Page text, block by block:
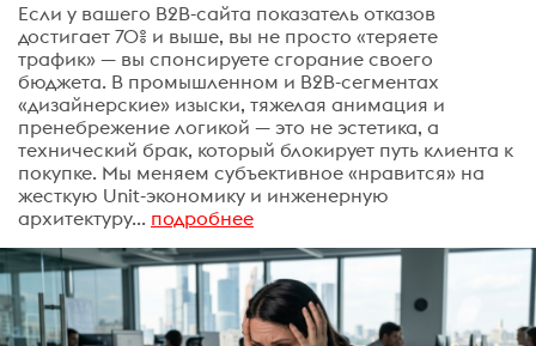
Если у вашего B2B-сайта показатель отказов
достигает 70% и выше, вы не просто «теряете
трафик» — вы спонсируете сгорание своего
бюджета. В промышленном и B2B-сегментах
«дизайнерские» изыски, тяжелая анимация и
пренебрежение логикой — это не эстетика, а
технический брак, который блокирует путь клиента к
покупке. Мы меняем субъективное «нравится» на
жесткую Unit-экономику и инженерную
архитектуру... подробнее